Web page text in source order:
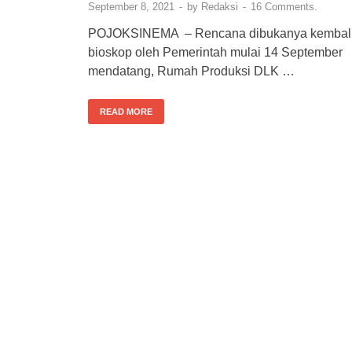
September 8, 2021 - by Redaksi - 16 Comments.
POJOKSINEMA – Rencana dibukanya
bioskop oleh Pemerintah mulai 14 September
mendatang, Rumah Produksi DLK …
READ MORE